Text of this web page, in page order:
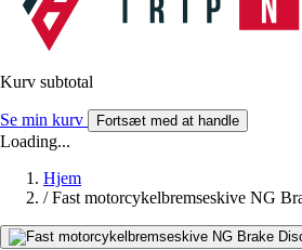
Kurv subtotal
Se min kurv Fortsæt med at handle
Loading...
Hjem
/ Fast motorcykelbremseskive NG